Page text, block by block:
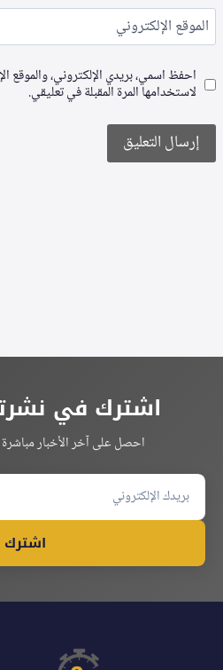
الموقع الإلكتروني
احفظ اسمي، بريدي الإلكتروني، والموقع
لاستخدامها المرة المقبلة في تعليقي.
اشترك في
احصل على آخر الأخبار مباشرة
اشترك